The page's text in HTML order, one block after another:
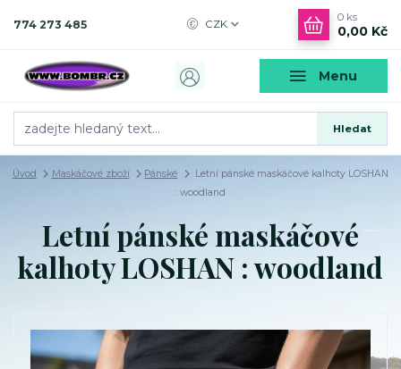
Menu
CZK
Hledat
774 273 485
0 ks
0,00 Kč
Úvod Maskáčové zboží Pánské
Letní pánské maskáčové kalhoty LOSHAN
: woodland
Letní pánské maskáčové
kalhoty LOSHAN : woodland